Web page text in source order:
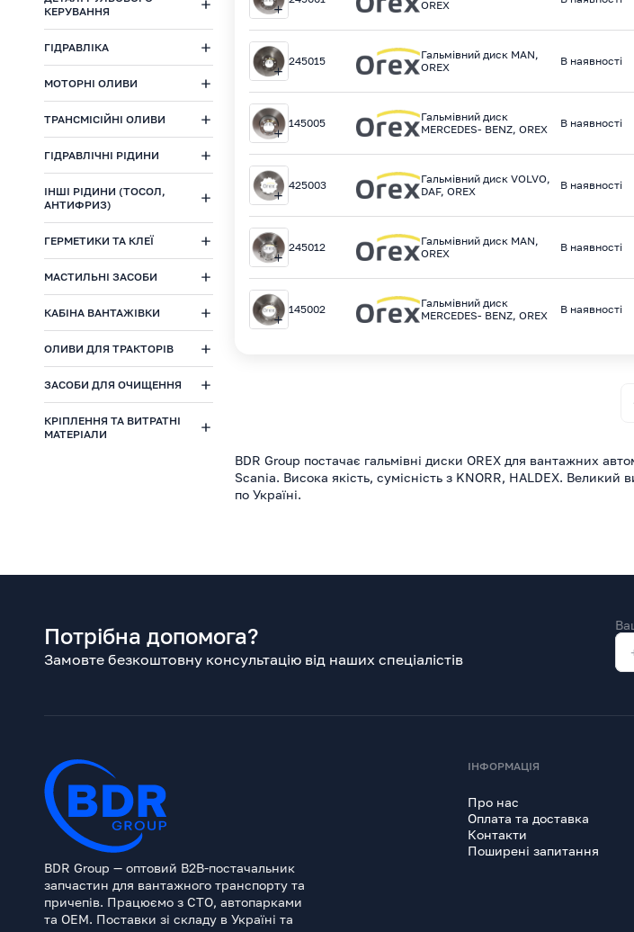
КЕРУВАННЯ
ГІДРАВЛІКА
МОТОРНІ ОЛИВИ
ТРАНСМІСІЙНІ ОЛИВИ
ГІДРАВЛІЧНІ РІДИНИ
ІНШІ РІДИНИ (ТОСОЛ,
АНТИФРИЗ)
ГЕРМЕТИКИ ТА КЛЕЇ
МАСТИЛЬНІ ЗАСОБИ
КАБІНА ВАНТАЖІВКИ
ОЛИВИ ДЛЯ ТРАКТОРІВ
ЗАСОБИ ДЛЯ ОЧИЩЕННЯ
КРІПЛЕННЯ ТА ВИТРАТНІ
МАТЕРІАЛИ
OREX
245015
Гальмівний диск MAN,
OREX
В наявності
145005
Гальмівний диск
MERCEDES- BENZ, OREX
В наявності
425003
Гальмівний диск VOLVO,
DAF, OREX
В наявності
245012
Гальмівний диск MAN,
OREX
В наявності
145002
Гальмівний диск
MERCEDES- BENZ, OREX
В наявності
BDR Group постачає гальмівні диски OREX для вантажних
Scania. Висока якість, сумісність з KNORR, HALDEX. Великий
по Україні.
Потрібна допомога?
Замовте безкоштовну консультацію від наших спеціалістів
BDR Group — оптовий B2B-постачальник
запчастин для вантажного транспорту та
причепів. Працюємо з СТО, автопарками
та OEM. Поставки зі складу в Україні та
ІНФОРМАЦІЯ
Про нас
Оплата та доставка
Контакти
Поширені запитання